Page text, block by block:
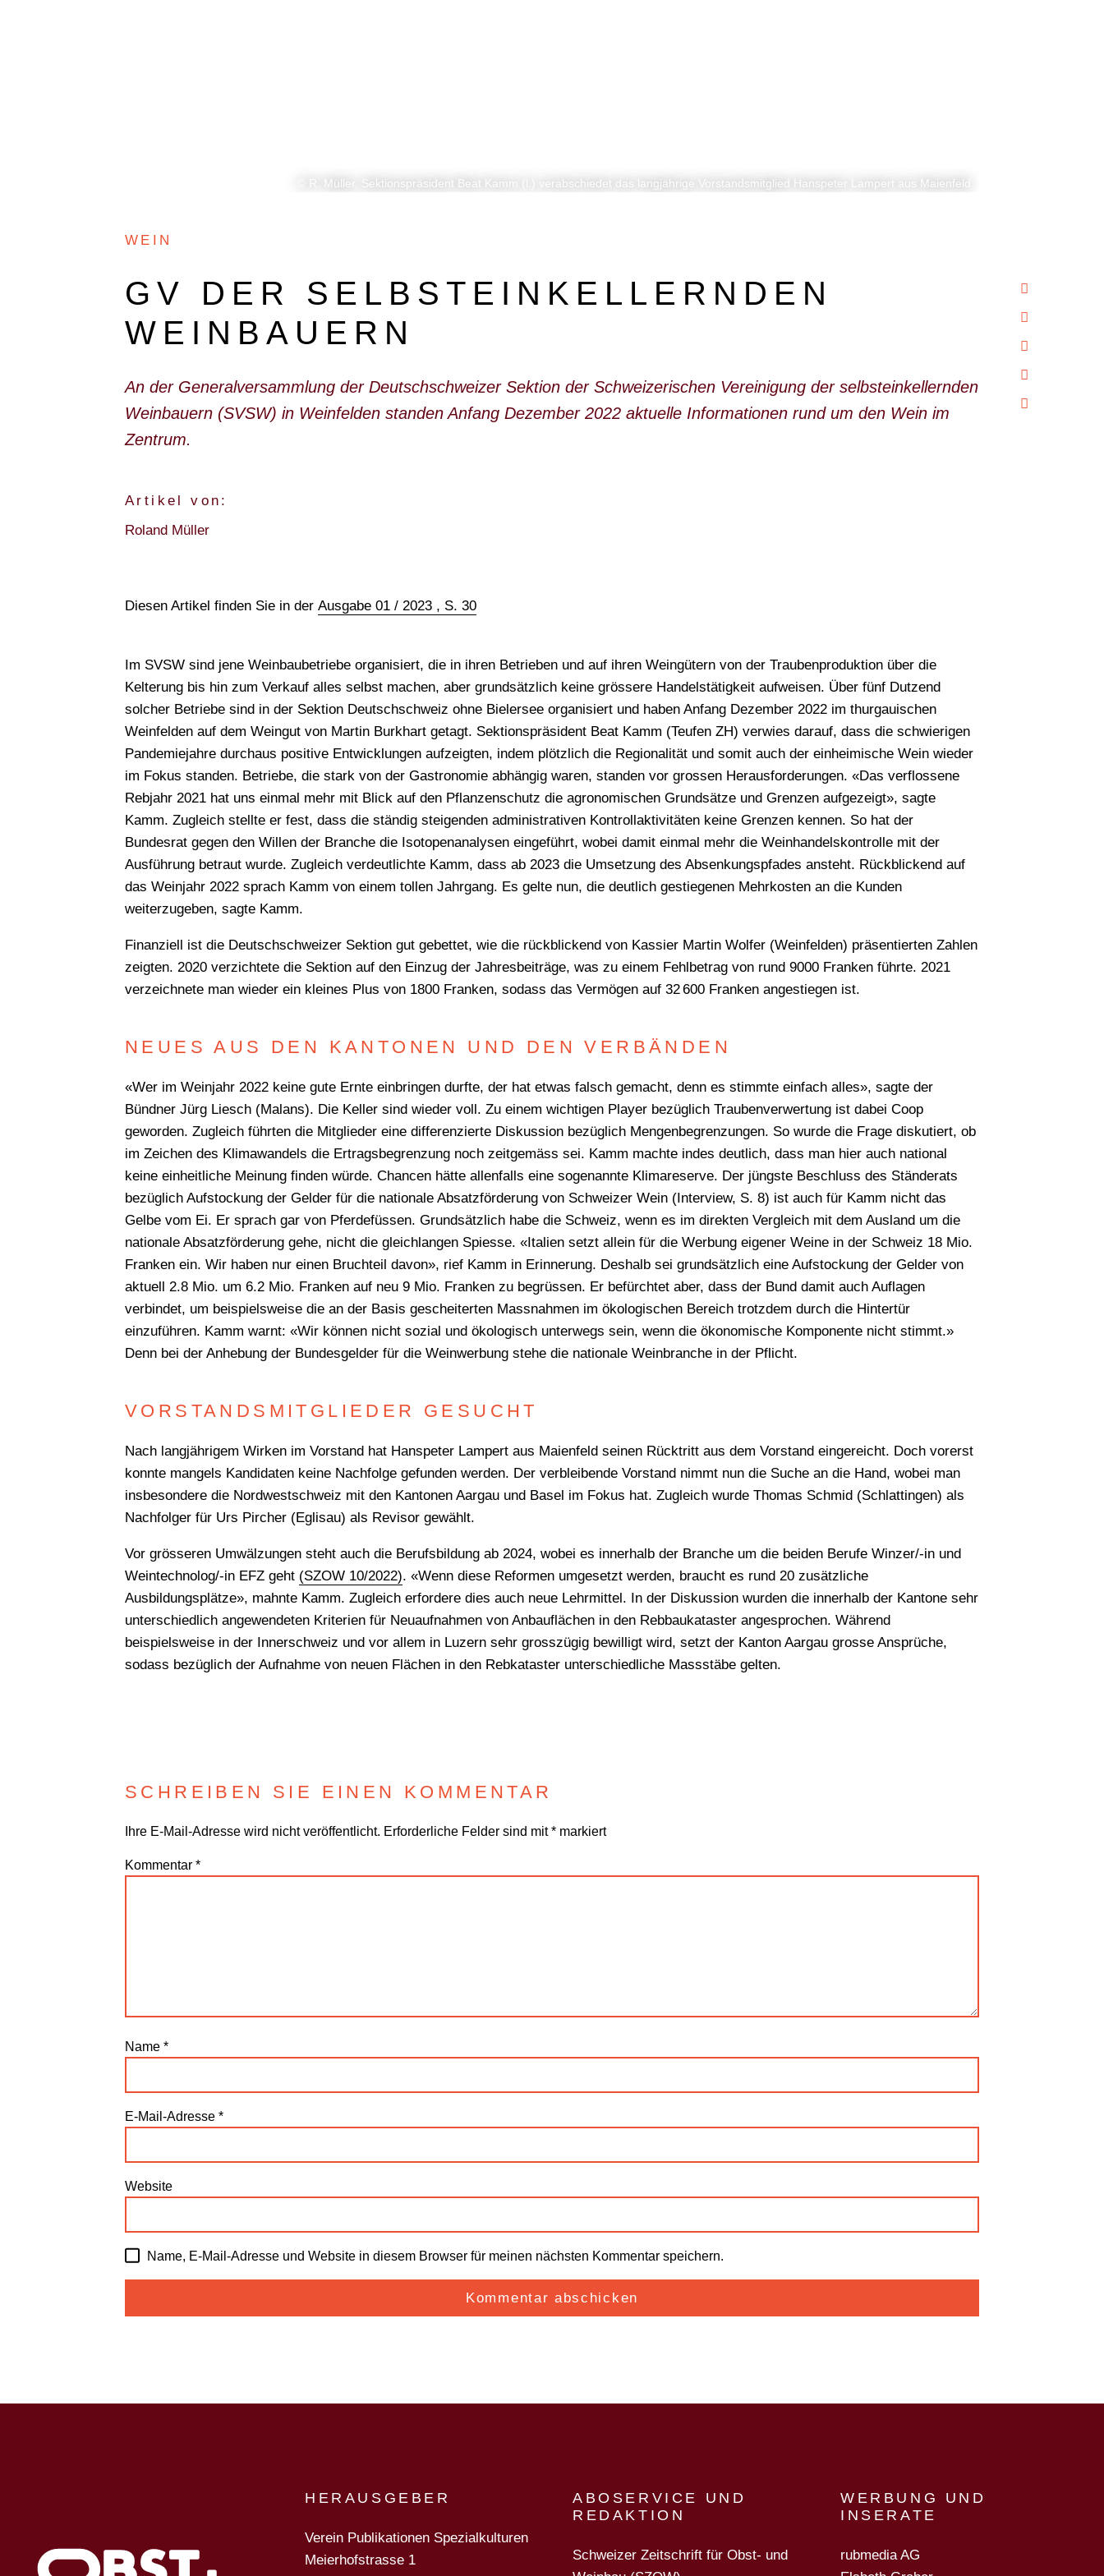
© R. Müller, Sektionspräsident Beat Kamm (l.) verabschiedet das langjährige Vorstandsmitglied Hanspeter Lampert aus Maienfeld
WEIN
GV DER SELBSTEINKELLERNDEN
WEINBAUERN
An der Generalversammlung der Deutschschweizer Sektion der Schweizerischen Vereinigung der selbsteinkellernden
Weinbauern (SVSW) in Weinfelden standen Anfang Dezember 2022 aktuelle Informationen rund um den Wein im
Zentrum.
Artikel von:
Roland Müller
Diesen Artikel finden Sie in der Ausgabe 01 / 2023 , S. 30
Im SVSW sind jene Weinbaubetriebe organisiert, die in ihren Betrieben und auf ihren Weingütern von der Traubenproduktion über die
Kelterung bis hin zum Verkauf alles selbst machen, aber grundsätzlich keine grössere Handelstätigkeit aufweisen. Über fünf Dutzend
solcher Betriebe sind in der Sektion Deutschschweiz ohne Bielersee organisiert und haben Anfang Dezember 2022 im thurgauischen
Weinfelden auf dem Weingut von Martin Burkhart getagt. Sektionspräsident Beat Kamm (Teufen ZH) verwies darauf, dass die schwierigen
Pandemiejahre durchaus positive Entwicklungen aufzeigten, indem plötzlich die Regionalität und somit auch der einheimische Wein wieder
im Fokus standen. Betriebe, die stark von der Gastronomie abhängig waren, standen vor grossen Herausforderungen. «Das verflossene
Rebjahr 2021 hat uns einmal mehr mit Blick auf den Pflanzenschutz die agronomischen Grundsätze und Grenzen aufgezeigt», sagte
Kamm. Zugleich stellte er fest, dass die ständig steigenden administrativen Kontrollaktivitäten keine Grenzen kennen. So hat der
Bundesrat gegen den Willen der Branche die Isotopenanalysen eingeführt, wobei damit einmal mehr die Weinhandelskontrolle mit der
Ausführung betraut wurde. Zugleich verdeutlichte Kamm, dass ab 2023 die Umsetzung des Absenkungspfades ansteht. Rückblickend auf
das Weinjahr 2022 sprach Kamm von einem tollen Jahrgang. Es gelte nun, die deutlich gestiegenen Mehrkosten an die Kunden
weiterzugeben, sagte Kamm.
Finanziell ist die Deutschschweizer Sektion gut gebettet, wie die rückblickend von Kassier Martin Wolfer (Weinfelden) präsentierten Zahlen
zeigten. 2020 verzichtete die Sektion auf den Einzug der Jahresbeiträge, was zu einem Fehlbetrag von rund 9000 Franken führte. 2021
verzeichnete man wieder ein kleines Plus von 1800 Franken, sodass das Vermögen auf 32 600 Franken angestiegen ist.
NEUES AUS DEN KANTONEN UND DEN VERBÄNDEN
«Wer im Weinjahr 2022 keine gute Ernte einbringen durfte, der hat etwas falsch gemacht, denn es stimmte einfach alles», sagte der
Bündner Jürg Liesch (Malans). Die Keller sind wieder voll. Zu einem wichtigen Player bezüglich Traubenverwertung ist dabei Coop
geworden. Zugleich führten die Mitglieder eine differenzierte Diskussion bezüglich Mengenbegrenzungen. So wurde die Frage diskutiert, ob
im Zeichen des Klimawandels die Ertragsbegrenzung noch zeitgemäss sei. Kamm machte indes deutlich, dass man hier auch national
keine einheitliche Meinung finden würde. Chancen hätte allenfalls eine sogenannte Klimareserve. Der jüngste Beschluss des Ständerats
bezüglich Aufstockung der Gelder für die nationale Absatzförderung von Schweizer Wein (Interview, S. 8) ist auch für Kamm nicht das
Gelbe vom Ei. Er sprach gar von Pferdefüssen. Grundsätzlich habe die Schweiz, wenn es im direkten Vergleich mit dem Ausland um die
nationale Absatzförderung gehe, nicht die gleichlangen Spiesse. «Italien setzt allein für die Werbung eigener Weine in der Schweiz 18 Mio.
Franken ein. Wir haben nur einen Bruchteil davon», rief Kamm in Erinnerung. Deshalb sei grundsätzlich eine Aufstockung der Gelder von
aktuell 2.8 Mio. um 6.2 Mio. Franken auf neu 9 Mio. Franken zu begrüssen. Er befürchtet aber, dass der Bund damit auch Auflagen
verbindet, um beispielsweise die an der Basis gescheiterten Massnahmen im ökologischen Bereich trotzdem durch die Hintertür
einzuführen. Kamm warnt: «Wir können nicht sozial und ökologisch unterwegs sein, wenn die ökonomische Komponente nicht stimmt.»
Denn bei der Anhebung der Bundesgelder für die Weinwerbung stehe die nationale Weinbranche in der Pflicht.
VORSTANDSMITGLIEDER GESUCHT
Nach langjährigem Wirken im Vorstand hat Hanspeter Lampert aus Maienfeld seinen Rücktritt aus dem Vorstand eingereicht. Doch vorerst
konnte mangels Kandidaten keine Nachfolge gefunden werden. Der verbleibende Vorstand nimmt nun die Suche an die Hand, wobei man
insbesondere die Nordwestschweiz mit den Kantonen Aargau und Basel im Fokus hat. Zugleich wurde Thomas Schmid (Schlattingen) als
Nachfolger für Urs Pircher (Eglisau) als Revisor gewählt.
Vor grösseren Umwälzungen steht auch die Berufsbildung ab 2024, wobei es innerhalb der Branche um die beiden Berufe Winzer/-in und
Weintechnolog/-in EFZ geht (SZOW 10/2022). «Wenn diese Reformen umgesetzt werden, braucht es rund 20 zusätzliche
Ausbildungsplätze», mahnte Kamm. Zugleich erfordere dies auch neue Lehrmittel. In der Diskussion wurden die innerhalb der Kantone sehr
unterschiedlich angewendeten Kriterien für Neuaufnahmen von Anbauflächen in den Rebbaukataster angesprochen. Während
beispielsweise in der Innerschweiz und vor allem in Luzern sehr grosszügig bewilligt wird, setzt der Kanton Aargau grosse Ansprüche,
sodass bezüglich der Aufnahme von neuen Flächen in den Rebkataster unterschiedliche Massstäbe gelten.
SCHREIBEN SIE EINEN KOMMENTAR
Ihre E-Mail-Adresse wird nicht veröffentlicht. Erforderliche Felder sind mit* markiert
Kommentar *
Name *
E-Mail-Adresse *
Website
Name, E-Mail-Adresse und Website in diesem Browser für meinen nächsten Kommentar speichern.
HERAUSGEBER
Verein Publikationen Spezialkulturen
Meierhofstrasse 1
ABOSERVICE UND
REDAKTION
Schweizer Zeitschrift für Obst- und
WERBUNG UND
INSERATE
rubmedia AG
WONACH SUCHEN SIE?